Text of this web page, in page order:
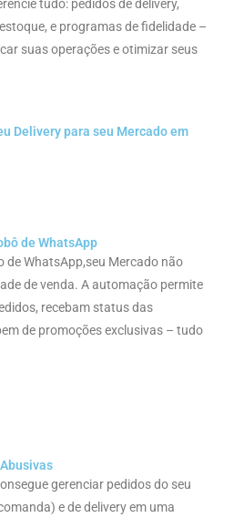
tudo: pedidos de delivery,
e programas de fidelidade –
suas operações e otimizar seus
Delivery para seu Mercado em
de WhatsApp
de WhatsApp,seu Mercado não
de venda. A automação permite
recebam status das
de promoções exclusivas – tudo
gerenciar pedidos do seu
e de delivery em uma